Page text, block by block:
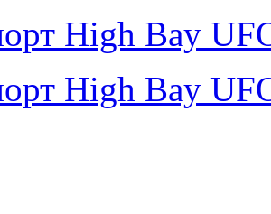
High Bay
High Bay